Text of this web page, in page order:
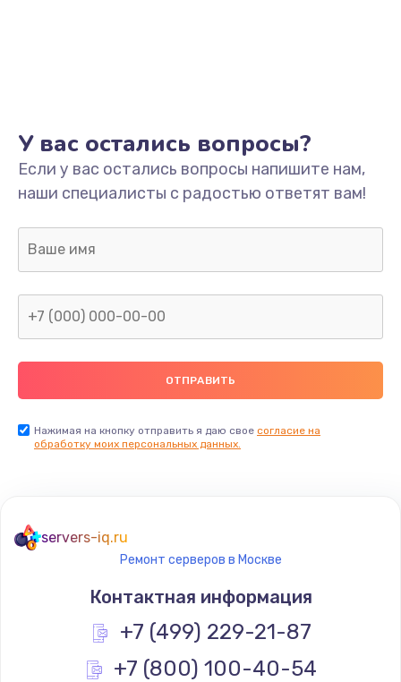
Замена аккумулятора
620 руб.
Заказать
Замена клавиатуры
990 руб.
Заказать
Замена видеокарты
2045 руб.
Заказать
Ремонт разъема питания
У вас остались вопросы?
Если у вас остались вопросы напишите нам,
наши специалисты с радостью ответят вам!
Нажимая на кнопку отправить я даю свое согласие на
обработку моих персональных данных.
servers-iq.ru
Ремонт серверов в Москве
Контактная информация
+7 (499) 229-21-87
+7 (800) 100-40-54